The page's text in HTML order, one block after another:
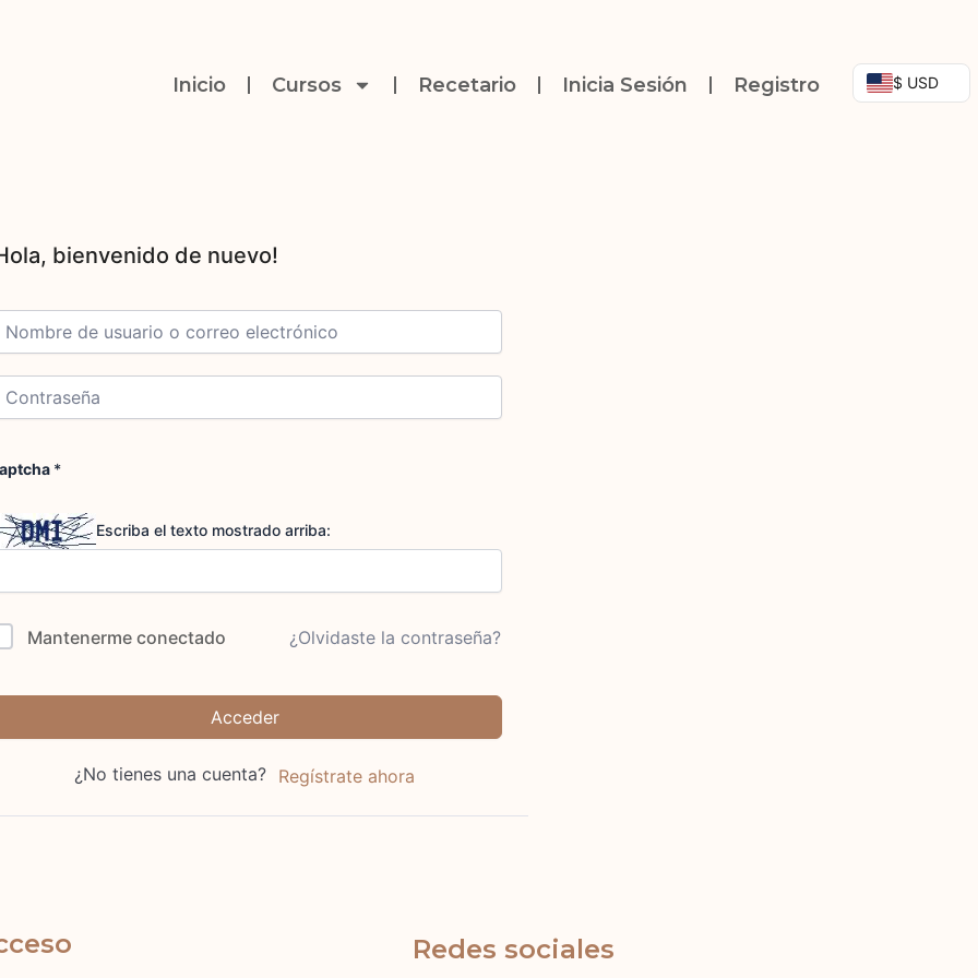
Inicio Cursos Recetario Inicia Sesión Registro $ USD
*
Escriba el texto mostrado arriba:
Mantenerme conectado ¿Olvidaste la contraseña?
Acceder
¿No tienes una cuenta? Regístrate ahora
Redes sociales